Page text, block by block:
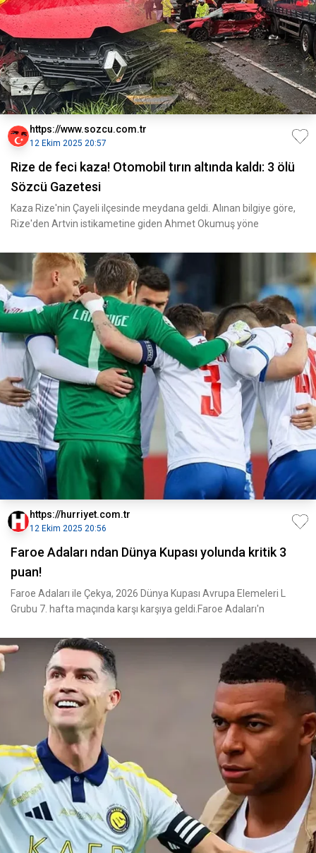
https://www.sozcu.com.tr
12 Ekim 2025 20:57
Rize de feci kaza! Otomobil tırın altında kaldı: 3 ölü
Sözcü Gazetesi
Kaza Rize'nin Çayeli ilçesinde meydana geldi. Alınan bilgiye göre,
Rize'den Artvin istikametine giden Ahmet Okumuş yöne
https://hurriyet.com.tr
12 Ekim 2025 20:56
Faroe Adaları ndan Dünya Kupası yolunda kritik 3
puan!
Faroe Adaları ile Çekya, 2026 Dünya Kupası Avrupa Elemeleri L
Grubu 7. hafta maçında karşı karşıya geldi.Faroe Adaları'n